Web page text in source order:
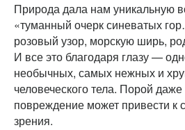
Природа дала нам уникальную
«туманный очерк синеватых
розовый узор, морскую ширь,
И все это благодаря глазу —
необычных, самых нежных и
человеческого тела. Порой
повреждение может привести
зрения.